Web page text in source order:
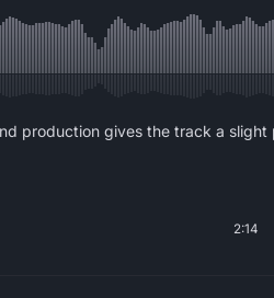
production gives the track a slight
2:14